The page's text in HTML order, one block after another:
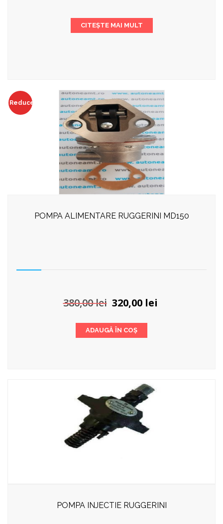
CITEȘTE MAI MULT
Reduceri!
POMPA ALIMENTARE RUGGERINI MD150
380,00lei Prețul
a
fost:
320,00 lei
ADAUGĂ ÎN COȘ
POMPA INJECTIE RUGGERINI